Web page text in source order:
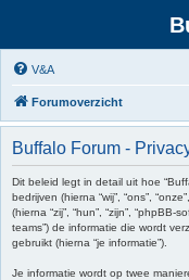
V&A
Forumoverzicht
Buffalo Forum -
Dit beleid legt in detail uit hoe
bedrijven (hierna “wij”, “ons”,
(hierna “zij”, “hun”, “zijn”, “phpBB-
teams”) de informatie die wordt
gebruikt (hierna “je informatie”).
Je informatie wordt op twee